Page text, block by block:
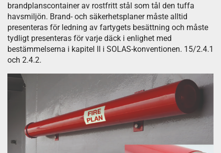
brandplanscontainer av rostfritt stål som tål den tuffa
havsmiljön. Brand- och säkerhetsplaner måste alltid
presenteras för ledning av fartygets besättning och måste
tydligt presenteras för varje däck i enlighet med
bestämmelserna i kapitel II i SOLAS-konventionen. 15/2.4.1
och 2.4.2.